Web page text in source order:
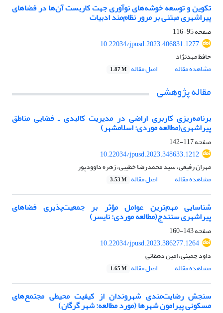
تکوین و توسعه خوشه‌های نوآوری جهت کاربست آن‌ها در فضاهای
پیراشهری مبتنی بر مرور نظام‌مند ادبیات
صفحه95-116
10.22034/jpusd.2023.406831.1277
حافظ مهدنژاد
مشاهده مقاله
اصل مقاله 1.87 M
مقاله پژوهشی
برنامه‌ریزی کاربری اراضی در مدیریت کالبدی ـ فضایی مناطق
پیراشهری(مطالعه موردی: اسلامشهر)
صفحه117-142
10.22034/jpusd.2023.348633.1212
مهران رفیعی، سید محمدرضا خطیبی، زهره داوودپور
مشاهده مقاله
اصل مقاله 3.53 M
شناسایی مهم‌ترین عوامل مؤثر بر جمعیت‌پذیری فضاهای
پیراشهری سنندج(مطالعه موردی: نایسر)
صفحه143-160
10.22034/jpusd.2023.386277.1264
داود جمینی، امین دهقانی
مشاهده مقاله
اصل مقاله 1.65 M
سنجش رضایت‌مندی شهروندان از کیفیت محیطی مجتمع‌های
مسکونی پیرامون شهرها (مورد مطالعه: شهر گرگان)